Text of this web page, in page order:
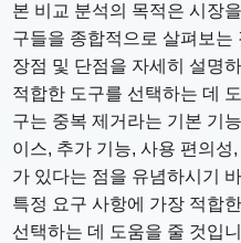
본 비교 분석의 목적은 시장
구들을 종합적으로 살펴보는
장점 및 단점을 자세히 설명
적합한 도구를 선택하는 데
구는 중복 제거라는 기본 기
이스, 추가 기능, 사용 편의성
가 있다는 점을 유념하시기
특정 요구 사항에 가장 적합
선택하는 데 도움을 줄 것입